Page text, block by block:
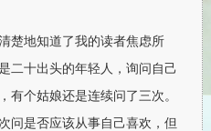
楚地知道了我的读者焦虑所
二十出头的年轻人，询问自己
有个姑娘还是连续问了三次。
问是否应该从事自己喜欢，但